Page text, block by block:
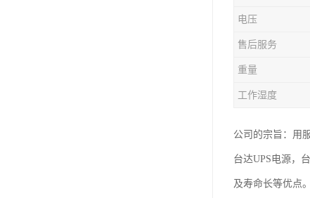
电压
售后服务
重量
工作湿度
公司的宗旨：用
台达UPS电源，
及寿命长等优点